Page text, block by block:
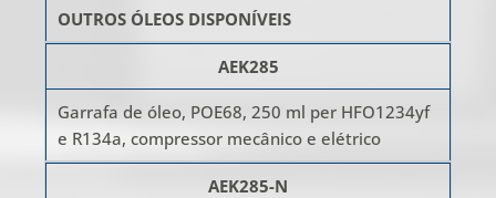
OUTROS ÓLEOS DISPONÍVEIS
AEK285
Garrafa de óleo, POE68, 250 ml per HFO1234yf
e R134a, compressor mecânico e elétrico
AEK285-N